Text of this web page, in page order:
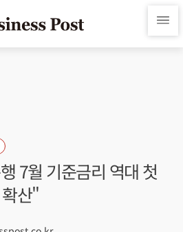
7월 기준금리 역대 첫
산"